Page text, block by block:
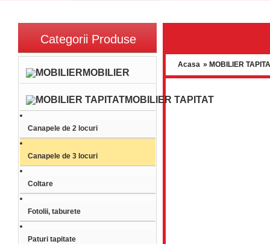
Acasa » MOBILIER
Categorii Produse
MOBILIER
MOBILIER TAPITAT
Canapele de 2 locuri
Canapele de 3 locuri
Coltare
Fotolii, taburete
Paturi tapitate